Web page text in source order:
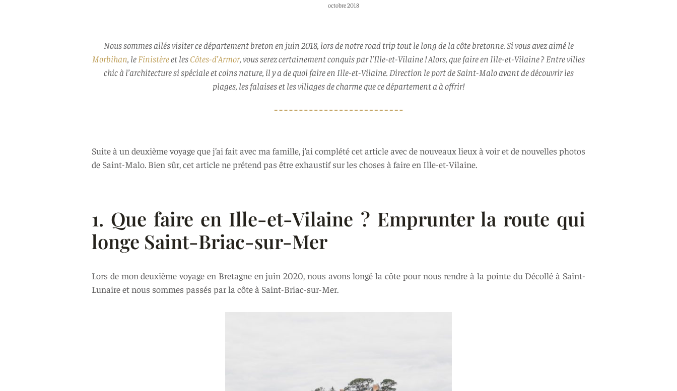
octobre 2018
Nous sommes allés visiter ce département breton en juin 2018, lors de notre road trip tout le long de la côte bretonne. Si vous avez aimé le
Morbihan, leFinistèreet lesCôtes-d’Armor, vous serez certainement conquis par l’Ille-et-Vilaine ! Alors, que faire en Ille-et-Vilaine ? Entre villes
chic à l’architecture si spéciale et coins nature, il y a de quoi faire en Ille-et-Vilaine. Direction le port de Saint-Malo avant de découvrir les
plages, les falaises et les villages de charme que ce département a à offrir!
Suite à un deuxième voyage que j’ai fait avec ma famille, j’ai complété cet article avec de nouveaux lieux à voir et de nouvelles photos
de Saint-Malo. Bien sûr, cet article ne prétend pas être exhaustif sur les choses à faire en Ille-et-Vilaine.
1. Que faire en Ille-et-Vilaine ? Emprunter la route qui
longe Saint-Briac-sur-Mer
Lors de mon deuxième voyage en Bretagne en juin 2020, nous avons longé la côte pour nous rendre à la pointe du Décollé à Saint-
Lunaire et nous sommes passés par la côte à Saint-Briac-sur-Mer.